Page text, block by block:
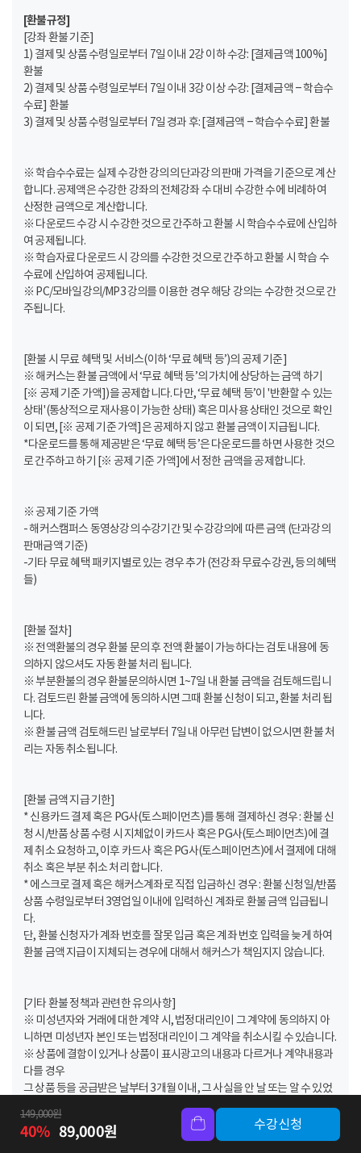
[환불규정]
[강좌 환불 기준]
1) 결제 및 상품 수령일로부터 7일 이내 2강 이하 수강: [결제금액 100%]
환불
2) 결제 및 상품 수령일로부터 7일 이내 3강 이상 수강: [결제금액 – 학습수
수료] 환불
3) 결제 및 상품 수령일로부터 7일 경과 후: [결제금액 – 학습수수료] 환불
※ 학습수수료는 실제 수강한 강의의 단과강의 판매 가격을 기준으로 계산
합니다. 공제액은 수강한 강좌의 전체강좌 수 대비 수강한 수에 비례하여
산정한 금액으로 계산합니다.
※ 다운로드 수강 시 수강한 것으로 간주하고 환불 시 학습수수료에 산입하
여 공제됩니다.
※ 학습자료 다운로드 시 강의를 수강한 것으로 간주하고 환불 시 학습 수
수료에 산입하여 공제됩니다.
※ PC/모바일강의/MP3 강의를 이용한 경우 해당 강의는 수강한 것으로 간
주됩니다.
[환불 시 무료 혜택 및 서비스(이하 ‘무료 혜택 등’)의 공제 기준]
※ 해커스는 환불 금액에서 ‘무료 혜택 등’의 가치에 상당하는 금액 하기
[※ 공제 기준 가액])을 공제합니다. 다만, ‘무료 혜택 등’이 '반환할 수 있는
상태'(통상적으로 재사용이 가능한 상태) 혹은 미사용 상태인 것으로 확인
이 되면, [※ 공제 기준 가액]은 공제하지 않고 환불 금액이 지급됩니다.
*다운로드를 통해 제공받은 ‘무료 혜택 등’은 다운로드를 하면 사용한 것으
로 간주하고 하기 [※ 공제 기준 가액]에서 정한 금액을 공제합니다.
※ 공제 기준 가액
- 해커스캠퍼스 동영상강의 수강기간 및 수강강의에 따른 금액 (단과강의
판매금액 기준)
-기타 무료 혜택 패키지별로 있는 경우 추가 (전강좌 무료수강권, 등의 혜택
들)
[환불 절차]
※ 전액환불의 경우 환불 문의 후 전액 환불이 가능하다는 검토 내용에 동
의하지 않으셔도 자동 환불 처리 됩니다.
※ 부분환불의 경우 환불문의하시면 1~7일 내 환불 금액을 검토해드립니
다. 검토드린 환불 금액에 동의하시면 그때 환불 신청이 되고, 환불 처리 됩
니다.
※ 환불 금액 검토해드린 날로부터 7일 내 아무런 답변이 없으시면 환불 처
리는 자동 취소됩니다.
[환불 금액 지급 기한]
* 신용카드 결제 혹은 PG사(토스페이먼츠)를 통해 결제하신 경우 : 환불 신
청 시/반품 상품 수령 시 지체없이 카드사 혹은 PG사(토스페이먼츠)에 결
제 취소 요청하고, 이후 카드사 혹은 PG사(토스페이먼츠)에서 결제에 대해
취소 혹은 부분 취소 처리 합니다.
* 에스크로 결제 혹은 해커스계좌로 직접 입금하신 경우 : 환불 신청일/반품
상품 수령일로부터 3영업일 이내에 입력하신 계좌로 환불 금액 입급됩니
다.
단, 환불 신청자가 계좌 번호를 잘못 입금 혹은 계좌 번호 입력을 늦게 하여
환불 금액 지급이 지체되는 경우에 대해서 해커스가 책임지지 않습니다.
[기타 환불 정책과 관련한 유의사항]
※ 미성년자와 거래에 대한 계약 시, 법정대리인이 그 계약에 동의하지 아
니하면 미성년자 본인 또는 법정대리인이 그 계약을 취소시킬 수 있습니다.
※ 상품에 결함이 있거나 상품이 표시광고의 내용과 다르거나 계약내용과
다를 경우
그 상품 등을 공급받은 날부터 3개월 이내, 그 사실을 안 날 또는 알 수 있었
던 날부터 30일 이내에 환불 가능합니다.
※ 연장기간은 ‘무료 혜택’으로 지급되는 기간이므로 연장된 기간 동안에
는 환불이 불가합니다.
149,000원
40% 89,000원 수강신청